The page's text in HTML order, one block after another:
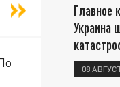
Главное
Украина
08